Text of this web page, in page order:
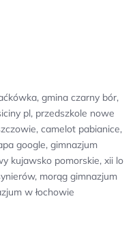
gmina czarny bór,
pl, przedszkole nowe
camelot pabianice,
google, gimnazjum
kujawsko pomorskie, xii lo
morąg gimnazjum
w łochowie